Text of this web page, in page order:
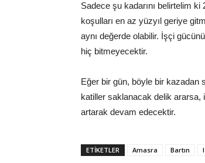
Sadece şu kadarını belirtelim ki
koşulları en az yüzyıl geriye
aynı değerde olabilir. İşçi
hiç bitmeyecektir.
Eğer bir gün, böyle bir kazadan
katiller saklanacak delik ararsa,
artarak devam edecektir.
ETIKETLER Amasra Bartın